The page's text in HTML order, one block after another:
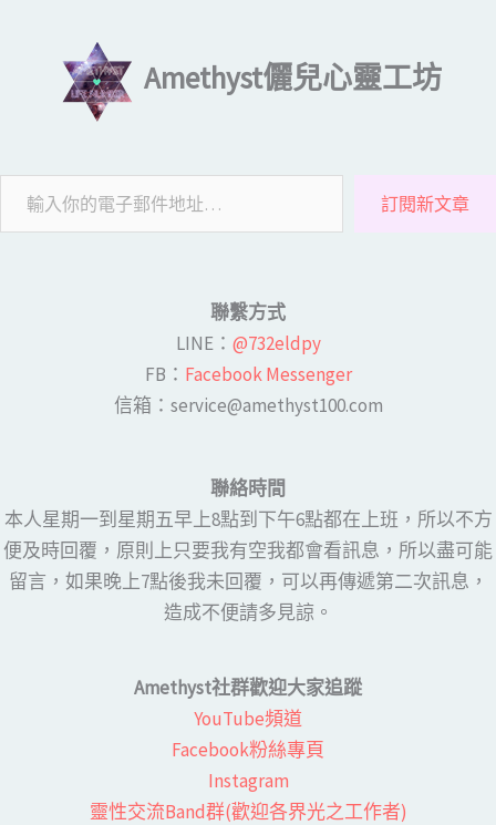
Amethyst儷兒心靈工坊
訂閱新文章
聯繫方式
LINE​： @732eldpy
FB：​ Facebook Messenger
​​信箱：service@amethyst100.com
聯絡時間
本人星期一到星期五早上8點到下午6點都在上班，所以不方
便及時回覆，原則上只要我有空我都會看訊息，所以盡可能
留言，如果晚上7點後我未回覆，可以再傳遞第二次訊息，
造成不便請多見諒。
Amethyst社群歡迎大家追蹤
YouTube頻道
Facebook粉絲專頁​
Instagram
靈性交流Band群(歡迎各界光之工作者)​